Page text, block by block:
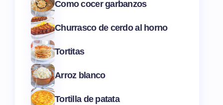
Como cocer garbanzos
Churrasco de cerdo al horno
Tortitas
Arroz blanco
Tortilla de patata